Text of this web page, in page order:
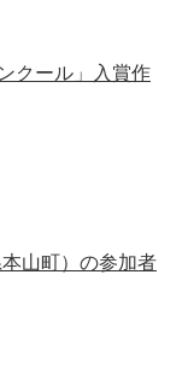
クール」入賞作
山町）の参加者